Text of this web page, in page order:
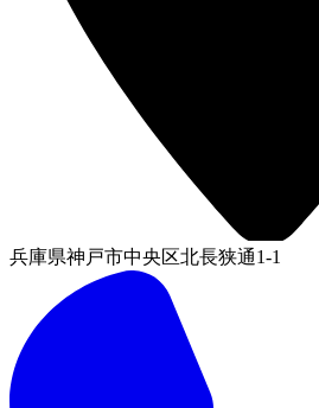
兵庫県神戸市中央区北長狭通1-1